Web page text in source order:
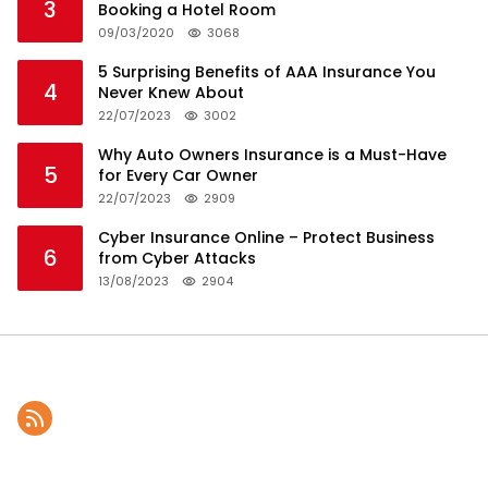
3
Booking a Hotel Room
09/03/2020 3068
4
5 Surprising Benefits of AAA Insurance You
Never Knew About
22/07/2023 3002
5
Why Auto Owners Insurance is a Must-Have
for Every Car Owner
22/07/2023 2909
6
Cyber Insurance Online – Protect Business
from Cyber Attacks
13/08/2023 2904